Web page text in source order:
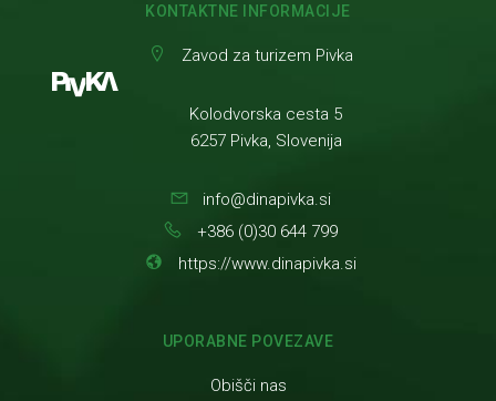
KONTAKTNE INFORMACIJE
Zavod za turizem Pivka
Kolodvorska cesta 5
6257 Pivka, Slovenija
info@dinapivka.si
+386 (0)30 644 799
https://www.dinapivka.si
UPORABNE POVEZAVE
Obišči nas